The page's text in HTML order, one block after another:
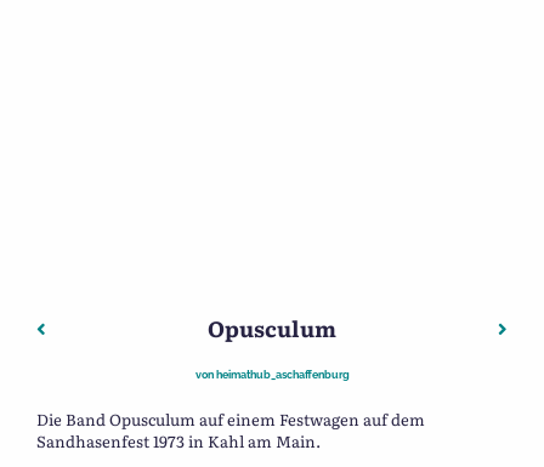
Beitragsnavigation
Vorheriger: OpusculumOpusculum
von heimathub_aschaffenburg
Die Band Opusculum auf einem Festwagen auf dem
Sandhasenfest 1973 in Kahl am Main.